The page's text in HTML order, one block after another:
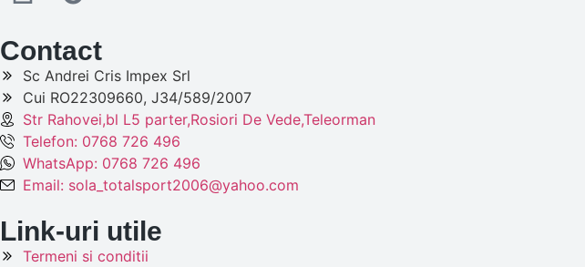
Contact
Sc Andrei Cris Impex Srl
Cui RO22309660, J34/589/2007
Str Rahovei,bl L5 parter,Rosiori De Vede,Teleorman
Telefon: 0768 726 496
WhatsApp: 0768 726 496
Email: sola_totalsport2006@yahoo.com
Link-uri utile
Termeni si conditii